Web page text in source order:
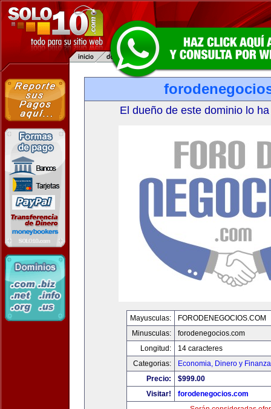
El dueño de este dominio lo
Mayusculas:
FORODENEGOCIOS.COM
Minusculas:
forodenegocios.com
Longitud:
14 caracteres
Categorias:
Economia, Dinero y
Precio:
$999.00
Visitar!
forodenegocios.com